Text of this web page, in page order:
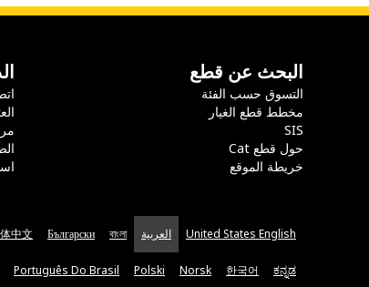
البحث عن قطع
التسوق حسب الفئة
مخطط قطع الغيار
SIS
حول قطع Cat
خريطة الموقع
United States English العربية বাংলা
Български
中文
ಕನ್ನಡ
한국어
Norsk
Polski
Português Do Brasil